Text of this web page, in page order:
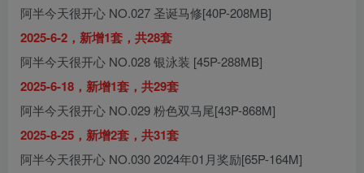
阿半今天很开心 NO.027 圣诞马修[40P-208MB]
2025-6-2，新增1套，共28套
阿半今天很开心 NO.028 银泳装 [45P-288MB]
2025-6-18，新增1套，共29套
阿半今天很开心 NO.029 粉色双马尾[43P-868M]
2025-8-25，新增2套，共31套
阿半今天很开心 NO.030 2024年01月奖励[65P-164M]